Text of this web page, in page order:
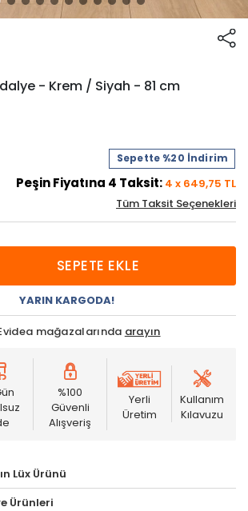
- Krem / Siyah - 81 cm
Sepette %20 İndirim
Peşin Fiyatına 4 Taksit: 4 x 649,75 TL
Tüm Taksit Seçenekleri
SEPETE EKLE
YARIN KARGODA!
mağazalarında arayın
%100
Güvenli
Alışveriş
Yerli
Üretim
Kullanım
Kılavuzu
Lüx Ürünü
Ürünleri